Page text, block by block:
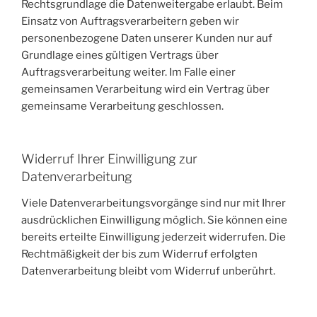
Rechtsgrundlage die Datenweitergabe erlaubt. Beim
Einsatz von Auftragsverarbeitern geben wir
personenbezogene Daten unserer Kunden nur auf
Grundlage eines gültigen Vertrags über
Auftragsverarbeitung weiter. Im Falle einer
gemeinsamen Verarbeitung wird ein Vertrag über
gemeinsame Verarbeitung geschlossen.
Widerruf Ihrer Einwilligung zur
Datenverarbeitung
Viele Datenverarbeitungsvorgänge sind nur mit Ihrer
ausdrücklichen Einwilligung möglich. Sie können eine
bereits erteilte Einwilligung jederzeit widerrufen. Die
Rechtmäßigkeit der bis zum Widerruf erfolgten
Datenverarbeitung bleibt vom Widerruf unberührt.